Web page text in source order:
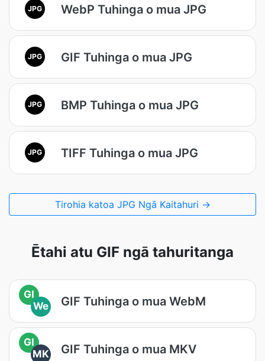
JPG WebP Tuhinga o mua JPG
JPG GIF Tuhinga o mua JPG
JPG BMP Tuhinga o mua JPG
JPG TIFF Tuhinga o mua JPG
Tirohia katoa JPG Ngā Kaitahuri →
Ētahi atu GIF ngā tahuritanga
GI
We
GIF Tuhinga o mua WebM
GI
MK
GIF Tuhinga o mua MKV